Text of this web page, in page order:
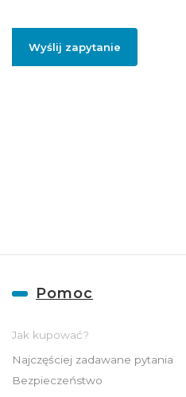
Wyślij zapytanie
Linki w stopce
Pomoc
Jak kupować?
Najczęściej zadawane pytania
Bezpieczeństwo